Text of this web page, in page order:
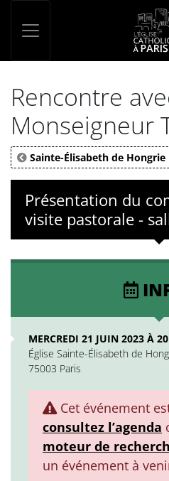
Rencontre
Monseigneur
Sainte-Élisabeth de Hongrie
Présentation du
visite pastorale -
MERCREDI 21 JUIN 2023 À
Église Sainte-Élisabeth de
75003 Paris
Cet événement
consultez l’agenda
moteur de
un événement à
Panneau de gestion des